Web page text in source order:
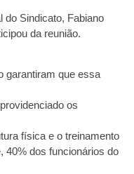
do Sindicato, Fabiano
da reunião.
garantiram que essa
os
física e o treinamento
40% dos funcionários do